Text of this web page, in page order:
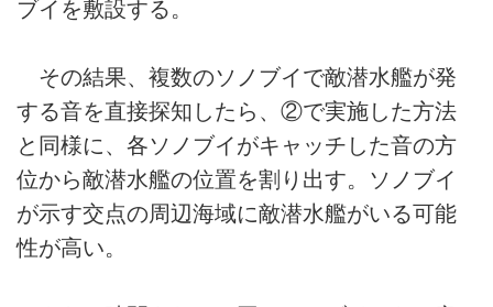
ブイを敷設する。
その結果、複数のソノブイで敵潜水艦が発
する音を直接探知したら、②で実施した方法
と同様に、各ソノブイがキャッチした音の方
位から敵潜水艦の位置を割り出す。ソノブイ
が示す交点の周辺海域に敵潜水艦がいる可能
性が高い。